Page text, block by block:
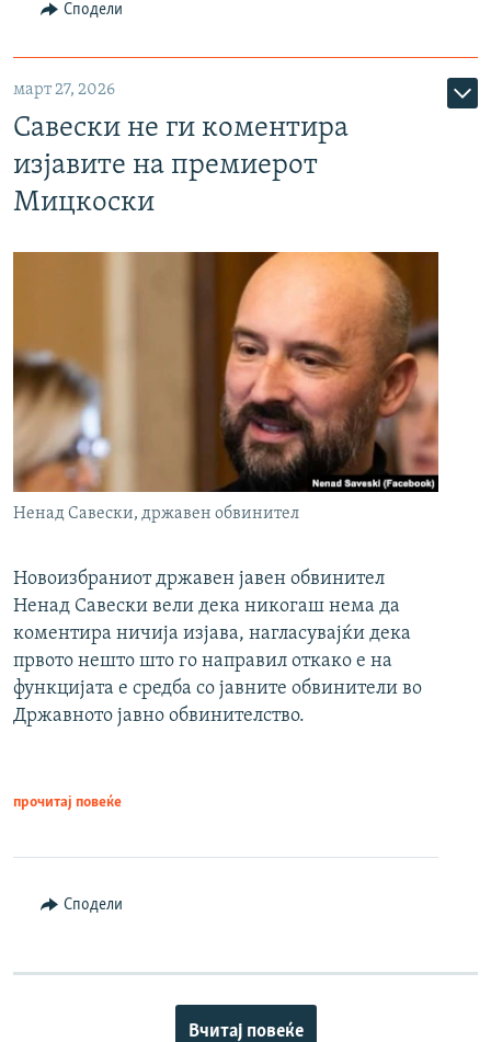
Сподели
март 27, 2026
Савески не ги коментира
изјавите на премиерот
Мицкоски
Ненад Савески, државен обвинител
Новоизбраниот државен јавен обвинител
Ненад Савески вели дека никогаш нема да
коментира ничија изјава, нагласувајќи дека
првото нешто што го направил откако е на
функцијата е средба со јавните обвинители во
Државното јавно обвинителство.
прочитај повеќе
Сподели
Вчитај повеќе